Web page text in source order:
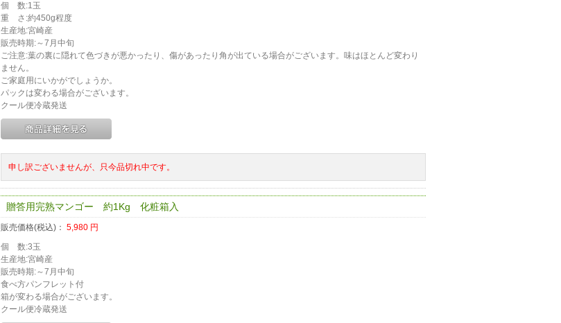
個 数:1玉
重 さ:約450g程度
生産地:宮崎産
販売時期:～7月中旬
ご注意:葉の裏に隠れて色づきが悪かったり、傷があったり角が出ている場合がございます。味はほとんど変わり
ません。
ご家庭用にいかがでしょうか。
パックは変わる場合がございます。
クール便冷蔵発送
申し訳ございませんが、只今品切れ中です。
贈答用完熟マンゴー 約1Kg 化粧箱入
販売価格(税込)：5,980 円
個 数:3玉
生産地:宮崎産
販売時期:～7月中旬
食べ方パンフレット付
箱が変わる場合がございます。
クール便冷蔵発送